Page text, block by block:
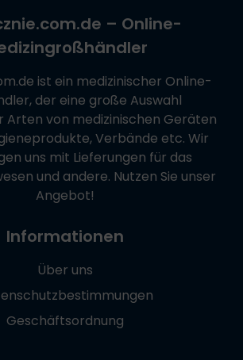
– Online-
ist ein medizinischer Online-
der eine große Auswahl
Arten von medizinischen Geräten
Verbände etc. Wir
uns mit Lieferungen für das
und andere. Nutzen Sie unser
Angebot!
Informationen
Über uns
Geschäftsordnung